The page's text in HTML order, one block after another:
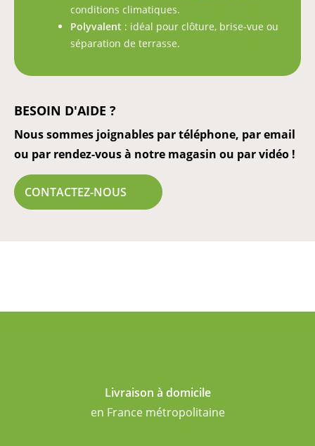
conditions climatiques.
Polyvalent : idéal pour clôture, brise-vue ou
séparation de terrasse.
BESOIN D'AIDE ?
Nous sommes joignables par téléphone, par email
ou par rendez-vous à notre magasin ou par vidéo !
CONTACTEZ-NOUS
Livraison à domicile
en France métropolitaine